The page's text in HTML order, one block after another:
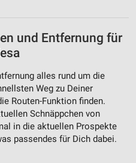
und Entfernung für
alles rund um die
Weg zu Deiner
Routen-Funktion finden.
Schnäppchen von
in die aktuellen Prospekte
passendes für Dich dabei.
zur Auswahl von